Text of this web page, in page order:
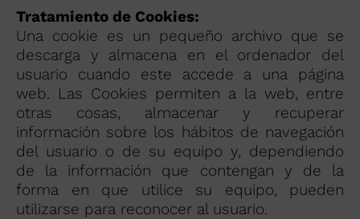
Tratamiento de Cookies:
Una cookie es un pequeño archivo que se
descarga y almacena en el ordenador del
usuario cuando este accede a una página
web. Las Cookies permiten a la web, entre
otras cosas, almacenar y recuperar
información sobre los hábitos de navegación
del usuario o de su equipo y, dependiendo
de la información que contengan y de la
forma en que utilice su equipo, pueden
utilizarse para reconocer al usuario.